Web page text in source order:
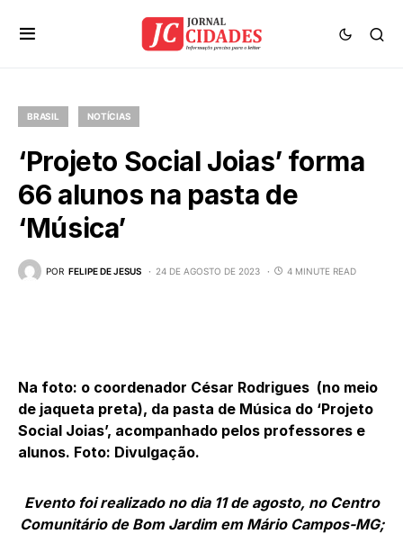
BRASIL NOTÍCIAS
‘Projeto Social Joias’ forma
66 alunos na pasta de
‘Música’
POR FELIPE DE JESUS 24 DE AGOSTO DE 2023 4 MINUTE READ
Na foto: o coordenador César Rodrigues (no meio
de jaqueta preta), da pasta de Música do ‘Projeto
Social Joias’, acompanhado pelos professores e
alunos. Foto: Divulgação.
Evento foi realizado no dia 11 de agosto, no Centro
Comunitário de Bom Jardim em Mário Campos-MG;